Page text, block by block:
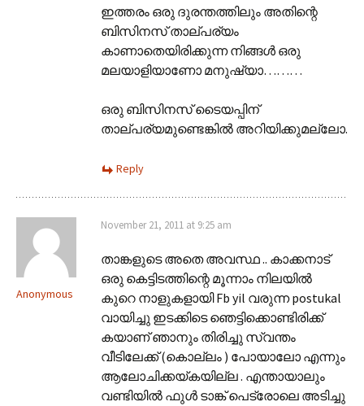
ഇത്തരം ഒരു ദുരന്തത്തിലും അതിന്റെ
ബിസിനസ് താല്പര്യം
കാണാതെയിരിക്കുന്ന നിങ്ങള്‍ ഒരു
മലയാളിയാണോ മനുഷ്യാ………
ഒരു ബിസിനസ് ടൈയപ്പിന്
താല്പര്യമുണ്ടെങ്കില്‍ അറിയിക്കുമല്ലോ.
Reply
Anonymous
November 21, 2011 at 9:25 am
താങ്കളുടെ അതെ അവസ്ഥ .. കാക്കനാട്
ഒരു കെട്ടിടത്തിന്റെ മൂന്നാം നിലയില്‍
കുറെ നാളുകളായി Fb yil വരുന്ന postukal
വായിച്ചു ഇടക്കിടെ ഞെട്ടിക്കൊണ്ടിരിക്ക്
കയാണ് ഞാനും തിരിച്ചു സ്വന്തം
വീടിലേക്ക്‌ (കൊല്ലം ) പോയാലോ എന്നും
ആലോചിക്കയ്കയില്ല . എന്തായാലും
വണ്ടിയില്‍ ഫുള്‍ ടാങ്ക് പെട്രോലെ അടിച്ചു